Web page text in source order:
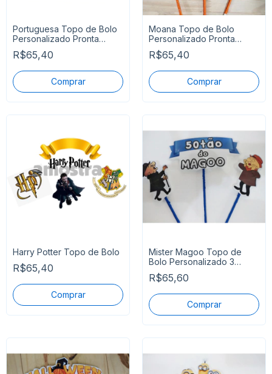
Portuguesa Topo de Bolo
Personalizado Pronta
Entrega
R$65,40
Moana Topo de Bolo
Personalizado Pronta
Entrega
R$65,40
Harry Potter Topo de Bolo
R$65,40
Mister Magoo Topo de
Bolo Personalizado 3
Varetas
R$65,60